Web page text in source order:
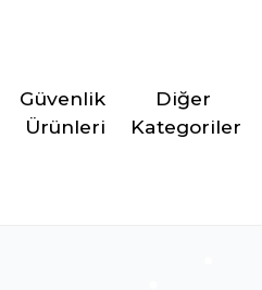
Güvenlik
Ürünleri
Diğer
Kategoriler